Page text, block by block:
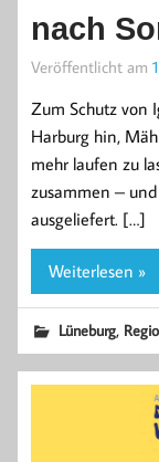
nach
Veröffentlicht am
Zum Schutz von
Harburg hin,
mehr laufen zu
zusammen –
ausgeliefert. […]
Weiterlesen »
Lüneburg,